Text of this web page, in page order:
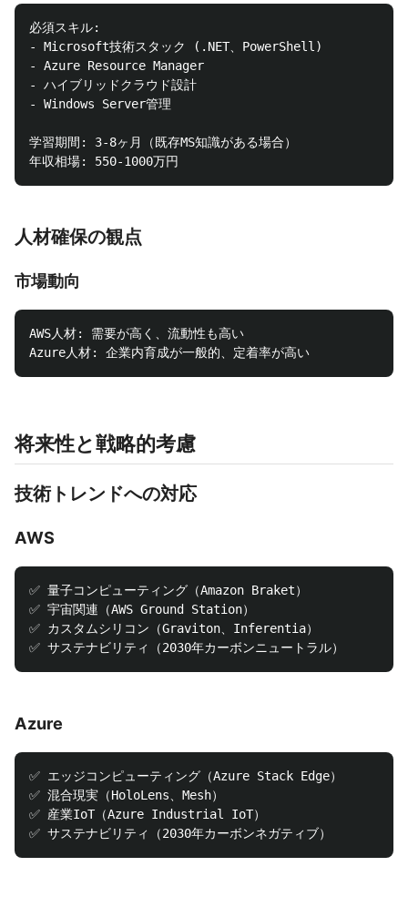
必須スキル:
- Microsoft技術スタック (.NET、PowerShell)
- Azure Resource Manager
- ハイブリッドクラウド設計
- Windows Server管理
学習期間: 3-8ヶ月（既存MS知識がある場合）
人材確保の観点
市場動向
AWS人材: 需要が高く、流動性も高い
将来性と戦略的考慮
技術トレンドへの対応
AWS
✅ 量子コンピューティング（Amazon Braket）
✅ 宇宙関連（AWS Ground Station）
✅ カスタムシリコン（Graviton、Inferentia）
Azure
✅ エッジコンピューティング（Azure Stack Edge）
✅ 混合現実（HoloLens、Mesh）
✅ 産業IoT（Azure Industrial IoT）